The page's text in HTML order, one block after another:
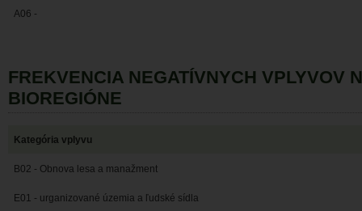
A06 -
FREKVENCIA NEGATÍVNYCH VPLYVOV
BIOREGIÓNE
Kategória vplyvu
B02 - Obnova lesa a manažment
E01 - urganizované územia a ľudské sídla